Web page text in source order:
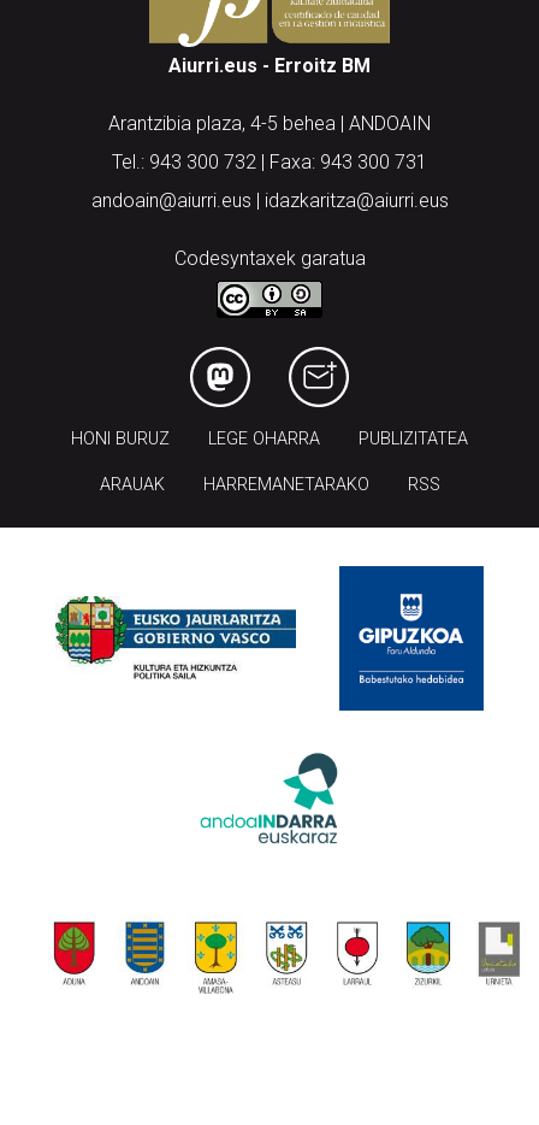
Aiurri.eus - Erroitz BM
Arantzibia plaza, 4-5 behea | ANDOAIN
Tel.: 943 300 732 | Faxa: 943 300 731
andoain@aiurri.eus | idazkaritza@aiurri.eus
Codesyntaxek garatua
HONI BURUZ LEGE OHARRA PUBLIZITATEA
ARAUAK HARREMANETARAKO RSS